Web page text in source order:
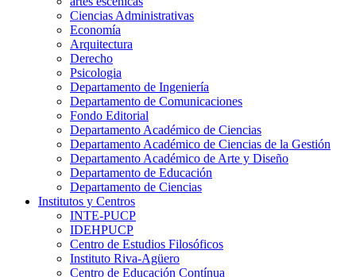
Ciencias Administrativas
Economía
Arquitectura
Derecho
Psicologia
Departamento de Ingeniería
Departamento de Comunicaciones
Fondo Editorial
Departamento Académico de Ciencias
Departamento Académico de Ciencias de la Gestión
Departamento Académico de Arte y Diseño
Departamento de Educación
Departamento de Ciencias
Institutos y Centros
INTE-PUCP
IDEHPUCP
Centro de Estudios Filosóficos
Instituto Riva-Agüero
Centro de Educación Contínua